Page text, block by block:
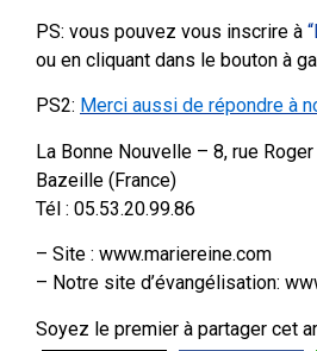
PS: vous pouvez vous inscrire à
ou en cliquant dans le bouton à
PS2: Merci aussi de répondre à
La Bonne Nouvelle – 8, rue
Bazeille (France)
Tél : 05.53.20.99.86
– Site : www.mariereine.com
– Notre site d’évangélisation:
Soyez le premier à partager cet